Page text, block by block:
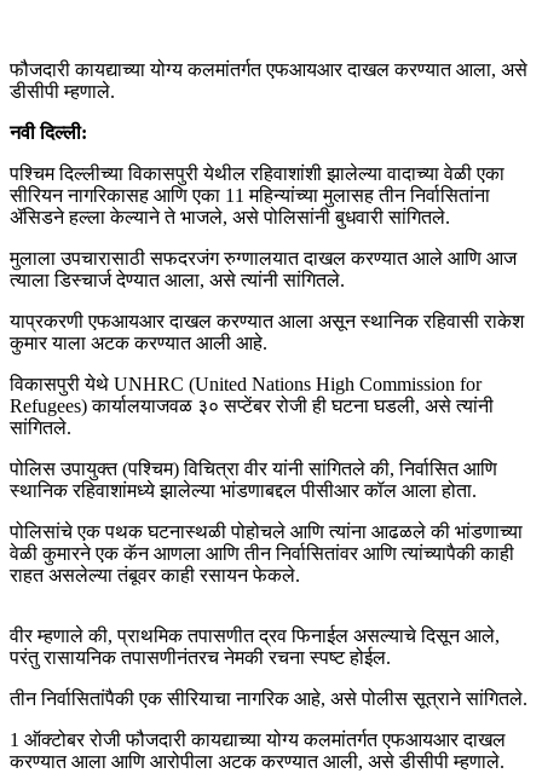
फौजदारी कायद्याच्या योग्य कलमांतर्गत एफआयआर दाखल करण्यात आला, असे
डीसीपी म्हणाले.
नवी दिल्ली:
पश्चिम दिल्लीच्या विकासपुरी येथील रहिवाशांशी झालेल्या वादाच्या वेळी एका
सीरियन नागरिकासह आणि एका 11 महिन्यांच्या मुलासह तीन निर्वासितांना
ॲसिडने हल्ला केल्याने ते भाजले, असे पोलिसांनी बुधवारी सांगितले.
मुलाला उपचारासाठी सफदरजंग रुग्णालयात दाखल करण्यात आले आणि आज
त्याला डिस्चार्ज देण्यात आला, असे त्यांनी सांगितले.
याप्रकरणी एफआयआर दाखल करण्यात आला असून स्थानिक रहिवासी राकेश
कुमार याला अटक करण्यात आली आहे.
विकासपुरी येथे UNHRC (United Nations High Commission for
Refugees) कार्यालयाजवळ ३० सप्टेंबर रोजी ही घटना घडली, असे त्यांनी
सांगितले.
पोलिस उपायुक्त (पश्चिम) विचित्रा वीर यांनी सांगितले की, निर्वासित आणि
स्थानिक रहिवाशांमध्ये झालेल्या भांडणाबद्दल पीसीआर कॉल आला होता.
पोलिसांचे एक पथक घटनास्थळी पोहोचले आणि त्यांना आढळले की भांडणाच्या
वेळी कुमारने एक कॅन आणला आणि तीन निर्वासितांवर आणि त्यांच्यापैकी काही
राहत असलेल्या तंबूवर काही रसायन फेकले.
वीर म्हणाले की, प्राथमिक तपासणीत द्रव फिनाईल असल्याचे दिसून आले,
परंतु रासायनिक तपासणीनंतरच नेमकी रचना स्पष्ट होईल.
तीन निर्वासितांपैकी एक सीरियाचा नागरिक आहे, असे पोलीस सूत्राने सांगितले.
1 ऑक्टोबर रोजी फौजदारी कायद्याच्या योग्य कलमांतर्गत एफआयआर दाखल
करण्यात आला आणि आरोपीला अटक करण्यात आली, असे डीसीपी म्हणाले.